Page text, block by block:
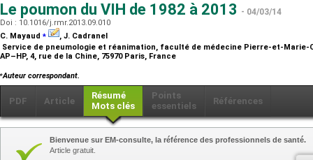
Le poumon du VIH de 1982 à 2013 - 04/03/14
Doi : 10.1016/j.rmr.2013.09.010
C. Mayaud ⁎
, J. Cadranel
Service de pneumologie et réanimation, faculté de médecine Pierre-et-Marie-
AP–HP, 4, rue de la Chine, 75970 Paris, France
⁎Auteur correspondant.
PDF Article
Résumé
Mots clés
Points
essentiels
Références
Bienvenue sur EM-consulte, la référence des professionnels de santé.
Article gratuit.